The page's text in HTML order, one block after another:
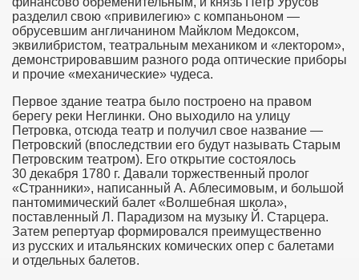
разделил свою «привилегию» с компаньоном —
обрусевшим англичанином Майклом Медоксом,
эквилибристом, театральным механиком и «лектором»,
демонстрировавшим разного рода оптические приборы
и прочие «механические» чудеса.
Первое здание театра было построено на правом
берегу реки Неглинки. Оно выходило на улицу
Петровка, отсюда театр и получил свое название —
Петровский (впоследствии его будут называть Старым
Петровским театром). Его открытие состоялось
30 декабря 1780 г. Давали торжественный пролог
«Странники», написанный А. Аблесимовым, и большой
пантомимический балет «Волшебная школа»,
поставленный Л. Парадизом на музыку Й. Старцера.
Затем репертуар формировался преимущественно
из русских и итальянских комических опер с балетами
и отдельных балетов.